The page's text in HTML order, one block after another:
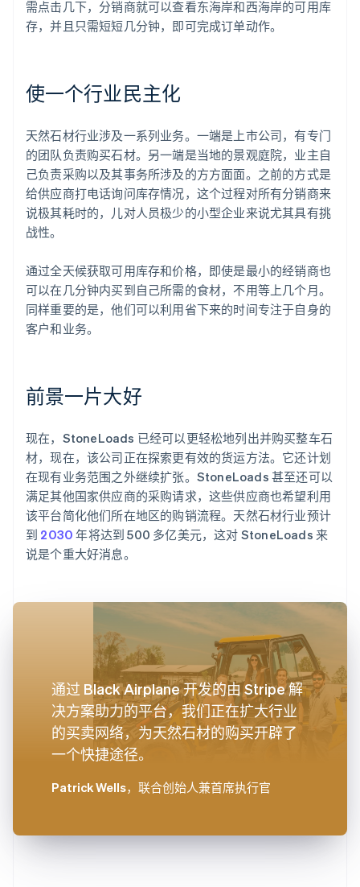
需点击几下，分销商就可以查看东海岸和西海岸的可用库
存，并且只需短短几分钟，即可完成订单动作。
使一个行业民主化
天然石材行业涉及一系列业务。一端是上市公司，有专门
的团队负责购买石材。另一端是当地的景观庭院，业主自
己负责采购以及其事务所涉及的方方面面。之前的方式是
给供应商打电话询问库存情况，这个过程对所有分销商来
说极其耗时的，儿对人员极少的小型企业来说尤其具有挑
战性。
通过全天候获取可用库存和价格，即使是最小的经销商也
可以在几分钟内买到自己所需的食材，不用等上几个月。
同样重要的是，他们可以利用省下来的时间专注于自身的
客户和业务。
前景一片大好
现在，StoneLoads 已经可以更轻松地列出并购买整车石
材，现在，该公司正在探索更有效的货运方法。它还计划
在现有业务范围之外继续扩张。StoneLoads 甚至还可以
满足其他国家供应商的采购请求，这些供应商也希望利用
该平台简化他们所在地区的购销流程。天然石材行业预计
到 2030 年将达到 500 多亿美元，这对 StoneLoads 来
说是个重大好消息。
通过 Black Airplane 开发的由 Stripe 解
决方案助力的平台，我们正在扩大行业
的买卖网络，为天然石材的购买开辟了
一个快捷途径。
Patrick Wells，联合创始人兼首席执行官